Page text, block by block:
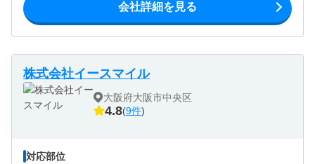
会社詳細を見る
株式会社イースマイル
大阪府大阪市中央区
4.8(9件)
対応部位